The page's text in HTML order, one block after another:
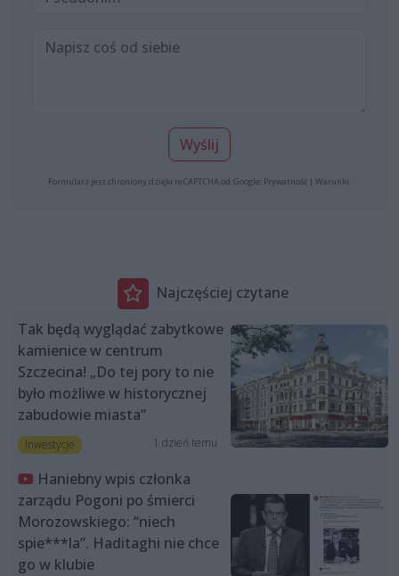
Wyślij
Formularz jest chroniony dzięki reCAPTCHA od Google: Prywatność | Warunki
Najczęściej czytane
Tak będą wyglądać zabytkowe
kamienice w centrum
Szczecina! „Do tej pory to nie
było możliwe w historycznej
zabudowie miasta”
Inwestycje 1 dzień temu
Haniebny wpis członka
zarządu Pogoni po śmierci
Morozowskiego: “niech
spie***la”. Haditaghi nie chce
go w klubie